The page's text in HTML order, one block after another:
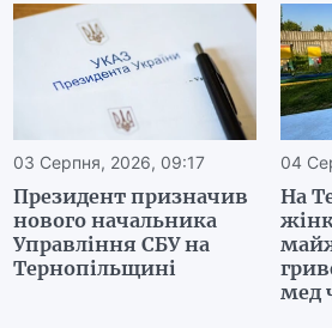
03 Серпня, 2026, 09:17
Президент призначив
нового начальника
Управління СБУ на
Тернопільщині
04
На
мед